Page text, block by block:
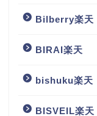
Bilberry楽天
BIRAI楽天
bishuku楽天
BISVEIL楽天